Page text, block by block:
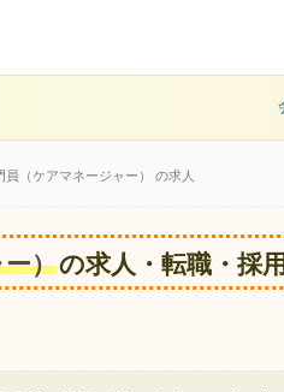
（ケアマネージャー） の求人
）の求人・転職・採